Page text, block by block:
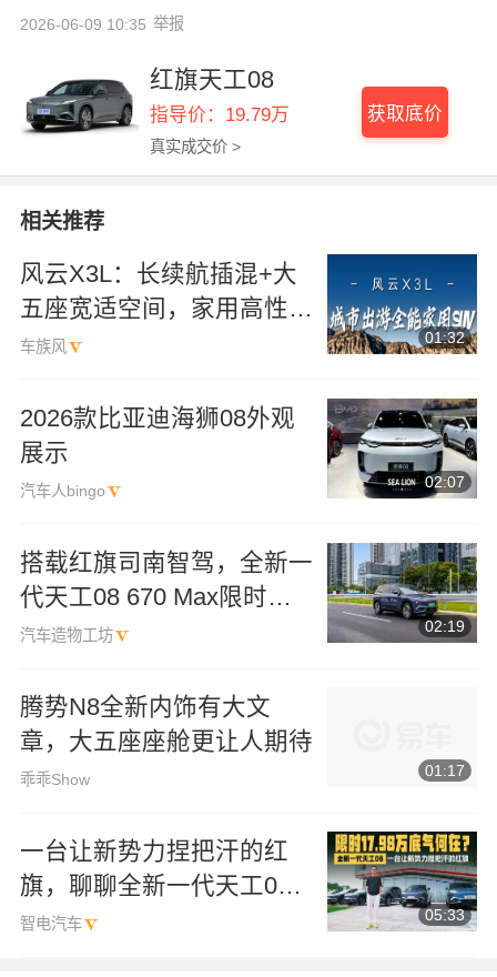
2026-06-09 10:35 举报
红旗天工08
指导价：19.79万
真实成交价 >
获取底价
相关推荐
风云X3L：长续航插混+大
五座宽适空间，家用高性价
比紧凑型SUV？
车族风
01:32
2026款比亚迪海狮08外观
展示
汽车人bingo
02:07
搭载红旗司南智驾，全新一
代天工08 670 Max限时
17.99万元！
汽车造物工坊
02:19
腾势N8全新内饰有大文
章，大五座座舱更让人期待
乖乖Show
01:17
一台让新势力捏把汗的红
旗，聊聊全新一代天工08
四个亮点
智电汽车
05:33